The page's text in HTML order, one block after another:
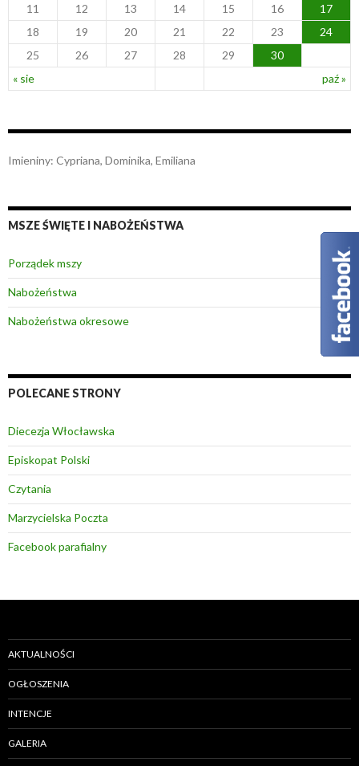
« sie paź »
11
12 13 14 15 16
17
18
19 20 21 22 23
24
25
26 27 28 29 30
Imieniny: Cypriana, Dominika, Emiliana
MSZE ŚWIĘTE I NABOŻEŃSTWA
Porządek mszy
Nabożeństwa
Nabożeństwa okresowe
POLECANE STRONY
Diecezja Włocławska
Episkopat Polski
Czytania
Marzycielska Poczta
Facebook parafialny
AKTUALNOŚCI
OGŁOSZENIA
INTENCJE
GALERIA